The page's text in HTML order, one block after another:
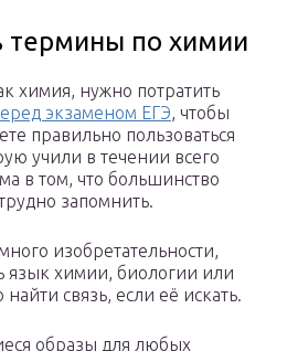
термины по химии
химия, нужно потратить
экзаменом ЕГЭ, чтобы
правильно пользоваться
учили в течении всего
в том, что большинство
запомнить.
изобретательности,
язык химии, биологии или
связь, если её искать.
образы для любых